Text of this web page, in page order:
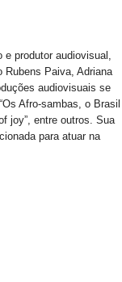
produtor audiovisual,
Rubens Paiva, Adriana
audiovisuais se
Afro-sambas, o Brasil
joy”, entre outros. Sua
para atuar na